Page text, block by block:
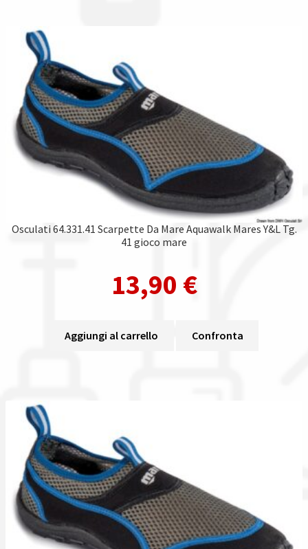
Osculati 64.331.41 Scarpette Da Mare Aquawalk Mares Y&L Tg.
41 gioco mare
13,90 €
Aggiungi al carrello Confronta